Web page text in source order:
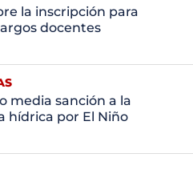
la inscripción para
docentes
media sanción a la
hídrica por El Niño